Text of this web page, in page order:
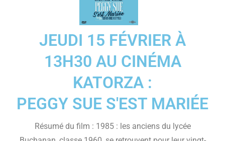
JEUDI 15 FÉVRIER À
13H30 AU CINÉMA
KATORZA :
PEGGY SUE S'EST MARIÉE
Résumé du film : 1985 : les anciens du lycée